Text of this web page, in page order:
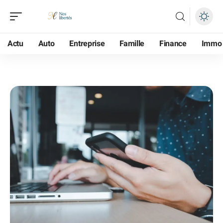
Actu Auto Entreprise Famille Finance Immo